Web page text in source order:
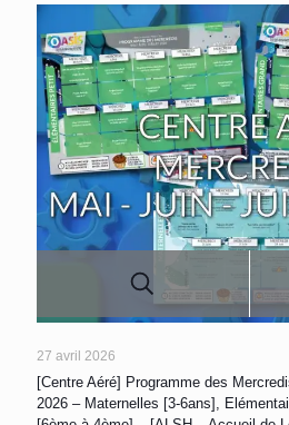
27 avril 2026
[Centre Aéré] Programme des
2026 – Maternelles [3-6ans],